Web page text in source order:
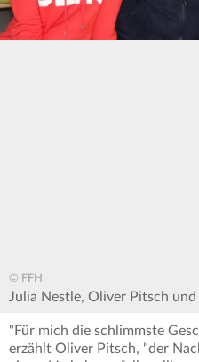
© FFH
Julia Nestle, Oliver Pitsch und
"Für mich die schlimmste
erzählt Oliver Pitsch, "der